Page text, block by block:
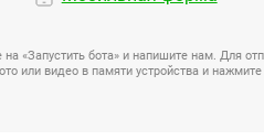
«Запустить бота» и напишите нам. Для
или видео в памяти устройства и нажмите